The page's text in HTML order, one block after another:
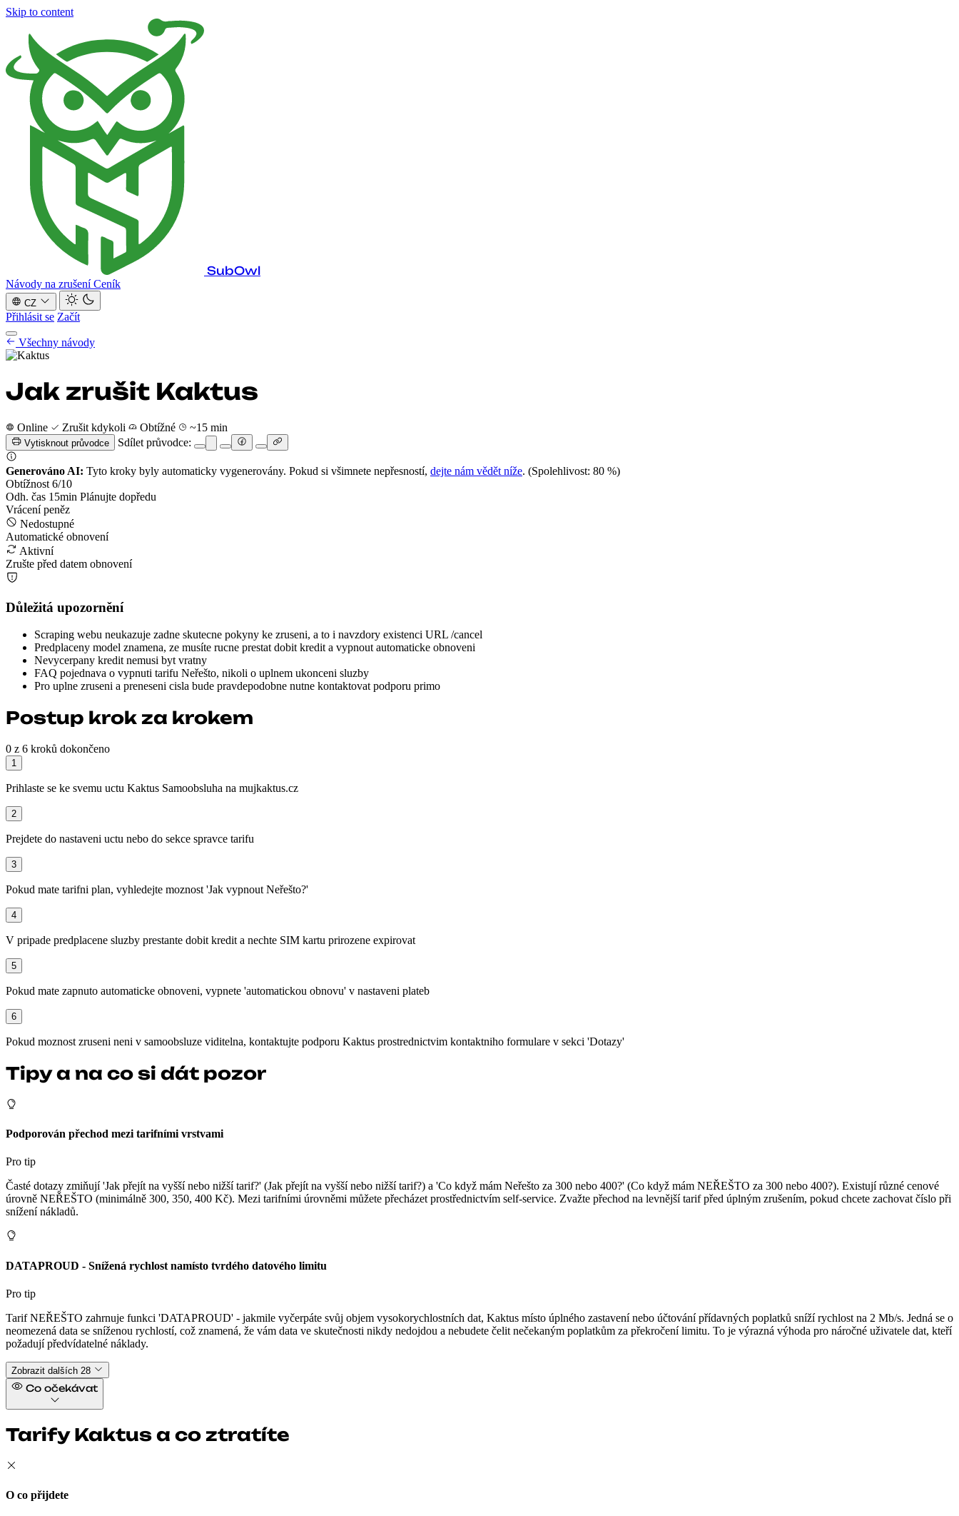
Skip to content
SubOwl
Návody na zrušeníCeník
CZ
Přihlásit se Začít
Návody na zrušení Ceník
CZ
Všechny návody
Jak zrušit Kaktus
Online Zrušit kdykoli Obtížné ~15 min
Vytisknout průvodce Sdílet průvodce:
Generováno AI: Tyto kroky byly automaticky vygenerovány. Pokud si všimnete nepřesností, dejte nám vědět níže. (Spolehlivost: 80 %)
Obtížnost 6/10
Odh. čas 15min Plánujte dopředu
Vrácení peněz
Nedostupné
Automatické obnovení
Aktivní
Zrušte před datem obnovení
Důležitá upozornění
Scraping webu neukazuje zadne skutecne pokyny ke zruseni, a to i navzdory existenci URL /cancel
Predplaceny model znamena, ze musíte rucne prestat dobit kredit a vypnout automaticke obnoveni
Nevycerpany kredit nemusi byt vratny
FAQ pojednava o vypnuti tarifu Neřešto, nikoli o uplnem ukonceni sluzby
Pro uplne zruseni a preneseni cisla bude pravdepodobne nutne kontaktovat podporu primo
Postup krok za krokem
0 z 6 kroků dokončeno
1
Prihlaste se ke svemu uctu Kaktus Samoobsluha na mujkaktus.cz
2
Prejdete do nastaveni uctu nebo do sekce spravce tarifu
3
Pokud mate tarifni plan, vyhledejte moznost 'Jak vypnout Neřešto?'
4
V pripade predplacene sluzby prestante dobit kredit a nechte SIM kartu prirozene expirovat
5
Pokud mate zapnuto automaticke obnoveni, vypnete 'automatickou obnovu' v nastaveni plateb
6
Pokud moznost zruseni neni v samoobsluze viditelna, kontaktujte podporu Kaktus prostrednictvim kontaktniho formulare v sekci 'Dotazy'
Tipy a na co si dát pozor
Podporován přechod mezi tarifními vrstvami
Pro tip
Časté dotazy zmiňují 'Jak přejít na vyšší nebo nižší tarif?' (Jak přejít na vyšší nebo nižší tarif?) a 'Co když mám Neřešto za 300 nebo 400?' (Co když mám NEŘEŠTO za 300 nebo 400?). Existují různé cenové
úrovně NEŘEŠTO (minimálně 300, 350, 400 Kč). Mezi tarifními úrovněmi můžete přecházet prostřednictvím self-service. Zvažte přechod na levnější tarif před úplným zrušením, pokud chcete zachovat číslo při
snížení nákladů.
DATAPROUD - Snížená rychlost namísto tvrdého datového limitu
Pro tip
Tarif NEŘEŠTO zahrnuje funkci 'DATAPROUD' - jakmile vyčerpáte svůj objem vysokorychlostních dat, Kaktus místo úplného zastavení nebo účtování přídavných poplatků sníží rychlost na 2 Mb/s. Jedná se o
neomezená data se sníženou rychlostí, což znamená, že vám data ve skutečnosti nikdy nedojdou a nebudete čelit nečekaným poplatkům za překročení limitu. To je výrazná výhoda pro náročné uživatele dat, kteří
požadují předvídatelné náklady.
Zobrazit dalších 28
Co očekávat
Tarify Kaktus a co ztratíte
O co přijdete